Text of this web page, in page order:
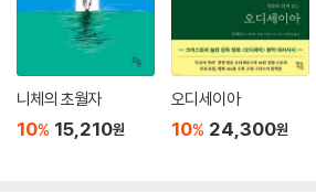
니체의 초월자
10% 15,210원
오디세이아
10% 24,300원